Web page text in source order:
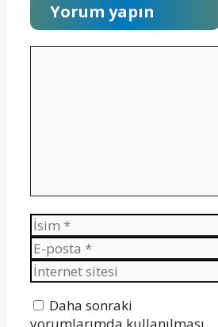
Yorum yapın
İsim
E-
posta
İnternet
sitesi
Daha sonraki
yorumlarımda kullanılması